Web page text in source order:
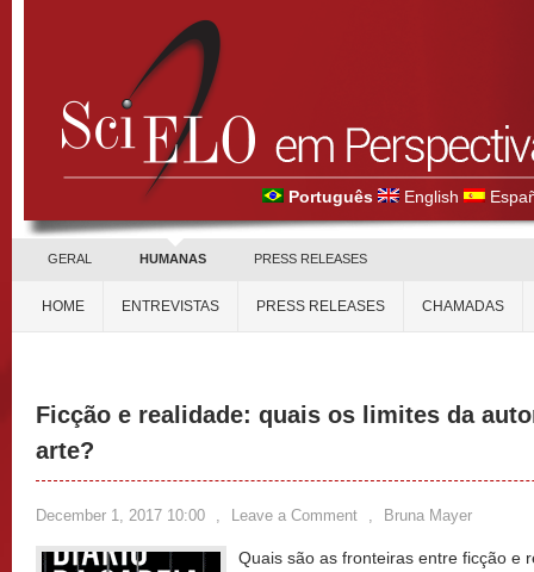
Português English
GERAL HUMANAS PRESS RELEASES
HOME ENTREVISTAS PRESS RELEASES CHAMADAS
Ficção e realidade: quais os limites da
arte?
December 1, 2017 10:00 , Leave a Comment , Bruna Mayer
Quais são as fronteiras entre ficção e